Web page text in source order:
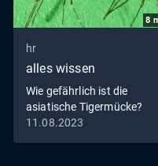
8
hr
alles wissen
Wie gefährlich ist die
asiatische Tigermücke?
11.08.2023